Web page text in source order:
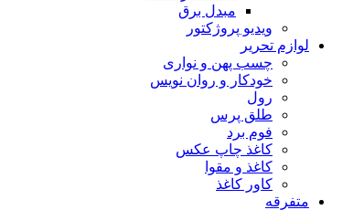
مبدل برق
ویدیو پروژکتور
لوازم تحریر
چسب پهن و نواری
خودکار و روان نویس
رول
طلق پرس
فوم برد
کاغذ چاپ عکس
کاغذ و مقوا
کاور کاغذ
متفرقه